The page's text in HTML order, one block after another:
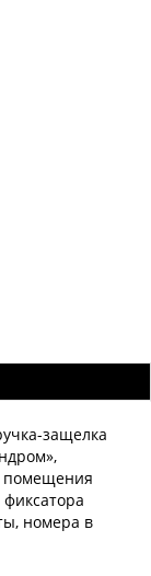
защелка
помещения
номера в